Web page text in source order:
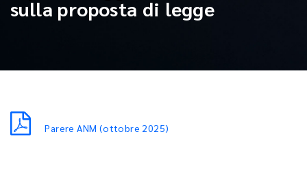
sulla proposta di legge
Parere ANM (ottobre 2025)